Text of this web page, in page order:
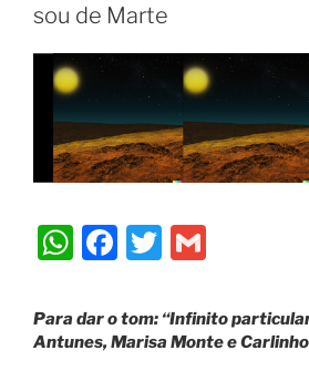
sou de Marte
W
at
s
F
c
e
T
itt
er
ai
l
Para dar o tom: “Infinito
Antunes, Marisa Monte e